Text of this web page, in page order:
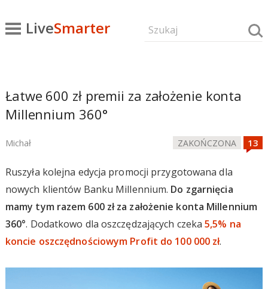
LiveSmarter
Łatwe 600 zł premii za założenie konta
Millennium 360°
Michał ZAKOŃCZONA
Ruszyła kolejna edycja promocji przygotowana dla
nowych klientów Banku Millennium. Do zgarnięcia
mamy tym razem 600 zł za założenie konta Millennium
360°. Dodatkowo dla oszczędzających czeka5,5% na
koncie oszczędnościowym Profit do 100 000 zł.